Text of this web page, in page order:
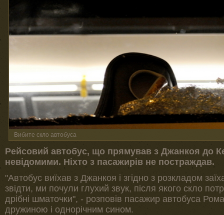
Вибите скло автобуса
Рейсовий автобус, що прямував з Джанкоя до
невідомими. Ніхто з пасажирів не постраждав.
"Автобус виїхав з Джанкоя і згідно з розкладом
звідти, ми почули глухий звук, після якого скло
дрібні шматочки", - розповів пасажир автобуса
дружиною і однорічним сином.